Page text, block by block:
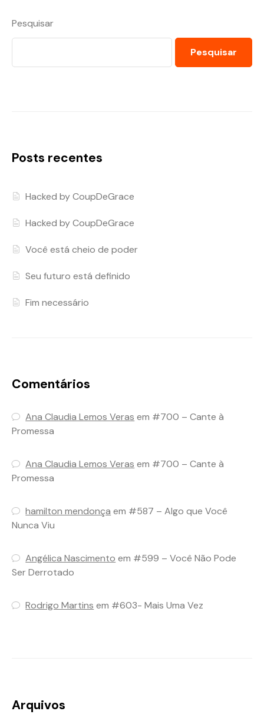
Pesquisar
Pesquisar
Posts recentes
Hacked by CoupDeGrace
Hacked by CoupDeGrace
Você está cheio de poder
Seu futuro está definido
Fim necessário
Comentários
Ana Claudia Lemos Veras em #700 – Cante à
Promessa
Ana Claudia Lemos Veras em #700 – Cante à
Promessa
hamilton mendonça em #587 – Algo que Você
Nunca Viu
Angélica Nascimento em #599 – Você Não Pode
Ser Derrotado
Rodrigo Martins em #603- Mais Uma Vez
Arquivos